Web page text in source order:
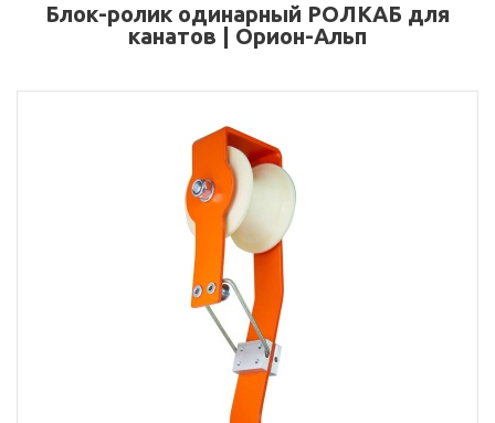
Блок-ролик одинарный РОЛКАБ для
канатов | Орион-Альп